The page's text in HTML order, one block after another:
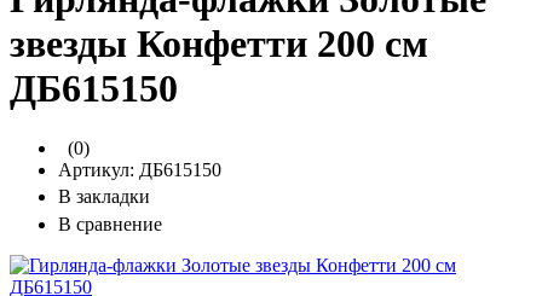
звезды Конфетти 200 см
ДБ615150
(0)
Артикул: ДБ615150
В закладки
В сравнение